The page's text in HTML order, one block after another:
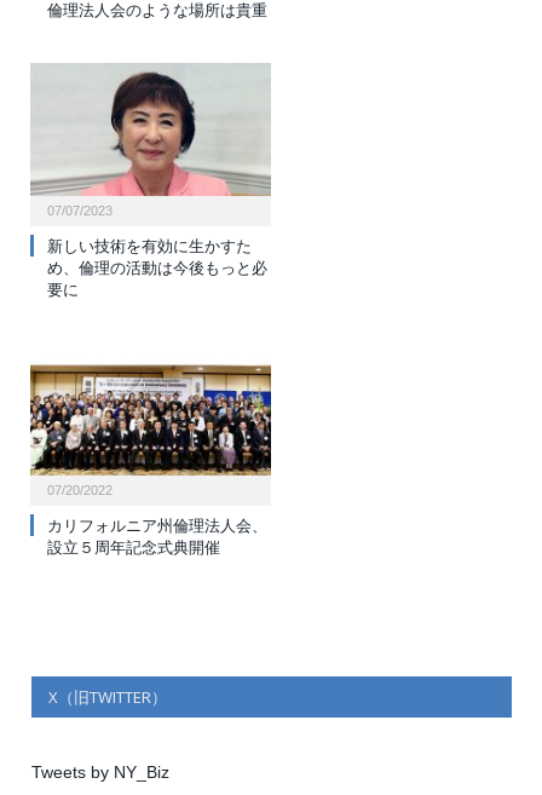
倫理法人会のような場所は貴重
07/07/2023
新しい技術を有効に生かすた
め、倫理の活動は今後もっと必
要に
07/20/2022
カリフォルニア州倫理法人会、
設立５周年記念式典開催
X（旧TWITTER）
Tweets by NY_Biz